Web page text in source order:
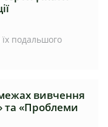
подальшого
вивчення
та «Проблеми